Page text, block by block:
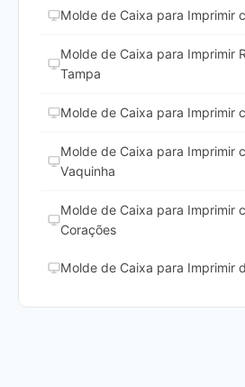
Molde de Caixa para Imprimir
Molde de Caixa para Imprimir
Tampa
Molde de Caixa para Imprimir
Molde de Caixa para Imprimir
Vaquinha
Molde de Caixa para Imprimir
Corações
Molde de Caixa para Imprimir